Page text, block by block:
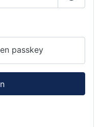
Toon
passkey